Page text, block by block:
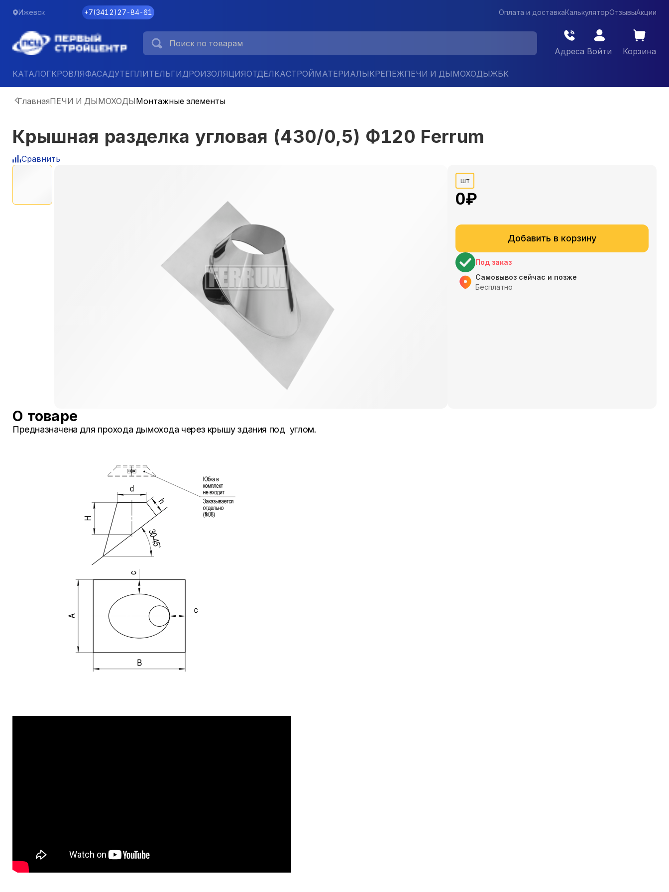
Ижевск +7(3412)27-84-61 Оплата и доставкаКалькуляторОтзывыАкции
Адреса Войти Корзина
КАТАЛОГКРОВЛЯФАСАДУТЕПЛИТЕЛЬГИДРОИЗОЛЯЦИЯОТДЕЛКАСТРОЙМАТЕРИАЛЫКРЕПЕЖПЕЧИ И ДЫМОХОДЫЖБК
ГлавнаяПЕЧИ И ДЫМОХОДЫМонтажные элементы
Крышная разделка угловая (430/0,5) Ф120 Ferrum
Сравнить
шт
0₽
Добавить в корзину
Под заказ
Самовывоз сейчас и позже
Бесплатно
О товаре
Предназначена для прохода дымохода через крышу здания под углом.